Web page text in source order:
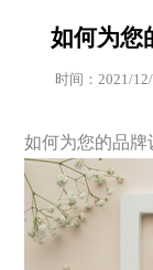
如何为您
时间：2021/
如何为您的品牌